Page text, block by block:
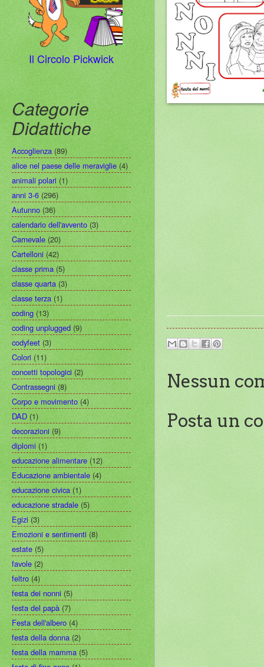
Nessun
Posta un
Il Circolo Pickwick
Categorie
Didattiche
Accoglienza (89)
alice nel paese delle meraviglie (4)
animali polari (1)
anni 3-6 (296)
Autunno (36)
calendario dell'avvento (3)
Carnevale (20)
Cartelloni (42)
classe prima (5)
classe quarta (3)
classe terza (1)
coding (13)
coding unplugged (9)
codyfeet (3)
Colori (11)
concetti topologici (2)
Contrassegni (8)
Corpo e movimento (4)
DAD (1)
decorazioni (9)
diplomi (1)
educazione alimentare (12)
Educazione ambientale (4)
educazione civica (1)
educazione stradale (5)
Egizi (3)
Emozioni e sentimenti (8)
estate (5)
favole (2)
feltro (4)
festa dei nonni (5)
festa del papà (7)
Festa dell'albero (4)
festa della donna (2)
festa della mamma (5)